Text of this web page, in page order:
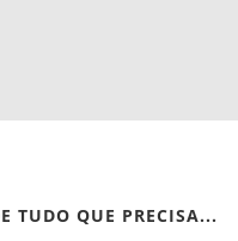
TUDO QUE PRECISA...